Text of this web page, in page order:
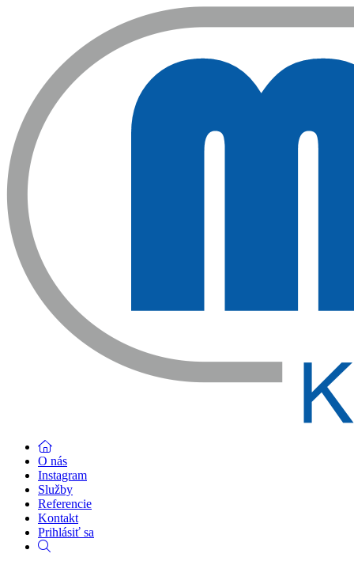
O nás
Instagram
Služby
Referencie
Kontakt
Prihlásiť sa